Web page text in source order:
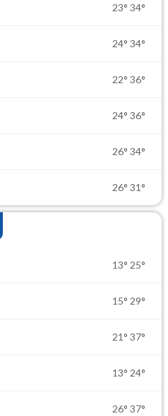
23° 34°
24° 34°
22° 36°
24° 36°
26° 34°
26° 31°
13° 25°
15° 29°
21° 37°
13° 24°
26° 37°